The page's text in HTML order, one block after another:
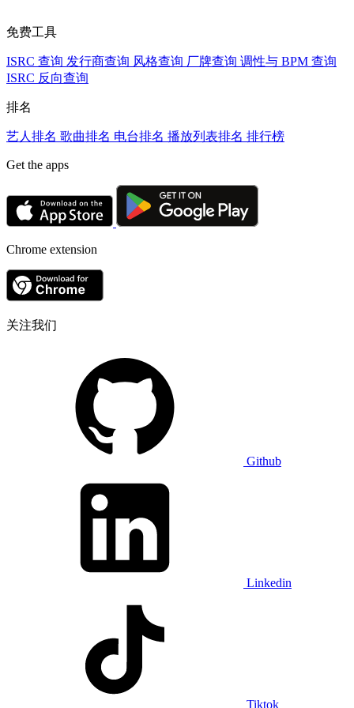
免费工具
ISRC 查询 发行商查询 风格查询 厂牌查询 调性与 BPM 查询
ISRC 反向查询
排名
艺人排名 歌曲排名 电台排名 播放列表排名 排行榜
Get the apps
Chrome extension
关注我们
Github
Linkedin
Tiktok